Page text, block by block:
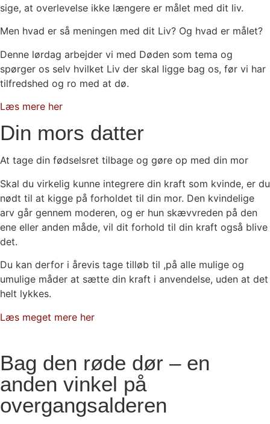
sige, at overlevelse ikke længere er målet med dit liv.
Men hvad er så meningen med dit Liv? Og hvad er målet?
Denne lørdag arbejder vi med Døden som tema og
spørger os selv hvilket Liv der skal ligge bag os, før vi har
tilfredshed og ro med at dø.
Læs mere her
Din mors datter
At tage din fødselsret tilbage og gøre op med din mor
Skal du virkelig kunne integrere din kraft som kvinde, er du
nødt til at kigge på forholdet til din mor. Den kvindelige
arv går gennem moderen, og er hun skævvreden på den
ene eller anden måde, vil dit forhold til din kraft også blive
det.
Du kan derfor i årevis tage tilløb til ,på alle mulige og
umulige måder at sætte din kraft i anvendelse, uden at det
helt lykkes.
Læs meget mere her
Bag den røde dør – en
anden vinkel på
overgangsalderen